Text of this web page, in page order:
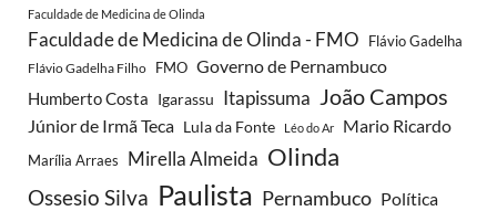
Faculdade de Medicina de Olinda
Faculdade de Medicina de Olinda - FMO Flávio Gadelha
Flávio Gadelha Filho FMO Governo de Pernambuco
Humberto Costa Igarassu Itapissuma João Campos
Júnior de Irmã Teca Lula da Fonte Léo do Ar Mario Ricardo
Marília Arraes Mirella Almeida Olinda
Ossesio Silva Paulista Pernambuco Política